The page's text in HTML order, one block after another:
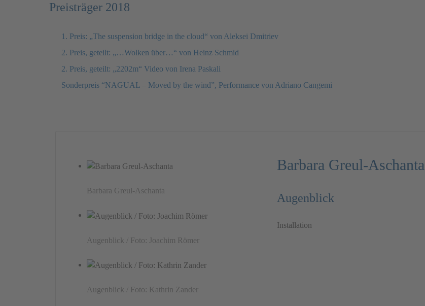
Preisträger 2018
1. Preis: „The suspension bridge in the cloud“ von Aleksei Dmitriev
2. Preis, geteilt: „…Wolken über…“ von Heinz Schmid
2. Preis, geteilt: „2202m“ Video von Irena Paskali
Sonderpreis “NAGUAL – Moved by the wind”, Performance von Adriano Cangemi
Barbara Greul-Aschanta
Augenblick / Foto: Joachim Römer
Augenblick / Foto: Kathrin Zander
Barbara Greul-Aschanta
Augenblick
Installation